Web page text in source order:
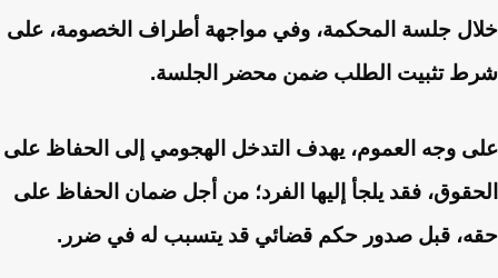
خلال جلسة المحكمة، وفي مواجهة أطراف الخصومة، على
شرط تثبيت الطلب ضمن محضر الجلسة.
على وجه العموم، يهدف التدخل الهجومي إلى الحفاظ على
الحقوق، فقد يلجأ إليها الفرد؛ من أجل ضمان الحفاظ على
حقه، قبل صدور حكم قضائي قد يتسبب له في ضرر.